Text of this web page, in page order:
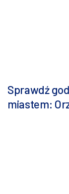
Sprawdź
miastem: